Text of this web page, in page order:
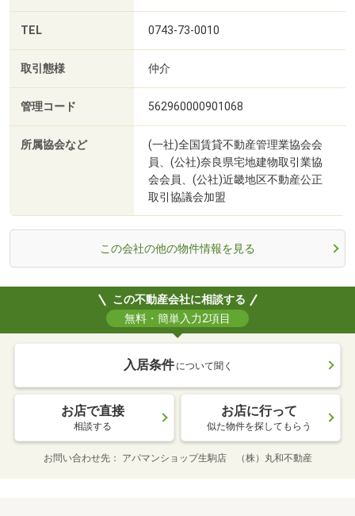
TEL 0743-73-0010
取引態様 仲介
管理コード 562960000901068
所属協会など
(一社)全国賃貸不動産管理業協会会
員、(公社)奈良県宅地建物取引業協
会会員、(公社)近畿地区不動産公正
取引協議会加盟
この会社の他の物件情報を見る
この不動産会社に相談する
無料・簡単入力2項目
入居条件 について聞く
お店で直接
相談する
お店に行って
似た物件を探してもらう
お問い合わせ先 アパマンショップ生駒店 （株）丸和不動産